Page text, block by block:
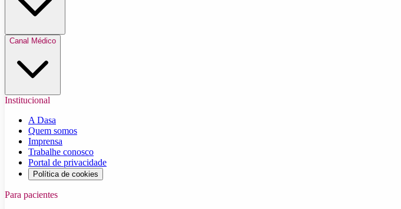
Canal Médico
Institucional
A Dasa
Quem somos
Imprensa
Trabalhe conosco
Portal de privacidade
Política de cookies
Para pacientes